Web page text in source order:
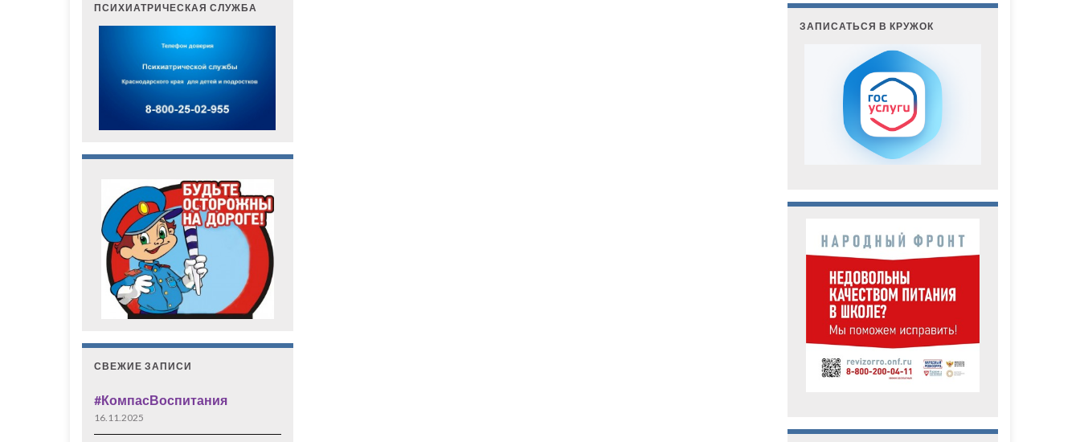
ПСИХИАТРИЧЕСКАЯ СЛУЖБА
СВЕЖИЕ ЗАПИСИ
#КомпасВоспитания
16.11.2025
ЗАПИСАТЬСЯ В КРУЖОК